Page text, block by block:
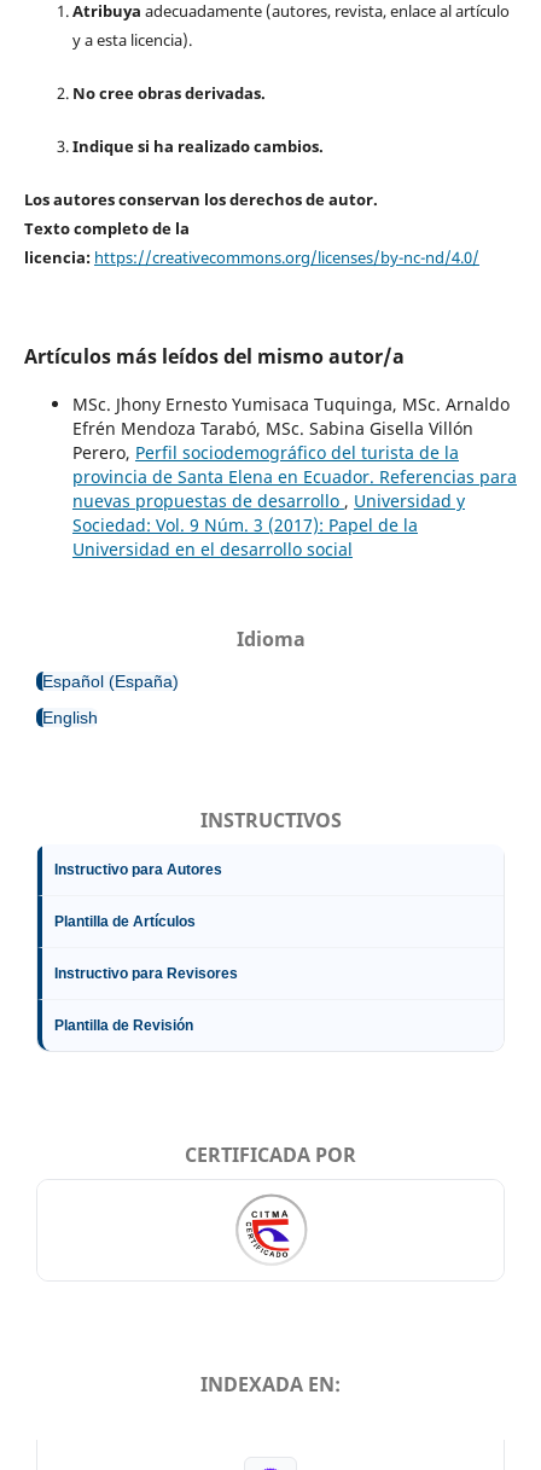
Atribuya adecuadamente (autores, revista, enlace al artículo
y a esta licencia).
No cree obras derivadas.
Indique si ha realizado cambios.
Los autores conservan los derechos de autor.
Texto completo de la
licencia: https://creativecommons.org/licenses/by-nc-nd/4.0/
Artículos más leídos del mismo autor/a
MSc. Jhony Ernesto Yumisaca Tuquinga, MSc. Arnaldo
Efrén Mendoza Tarabó, MSc. Sabina Gisella Villón
Perero, Perfil sociodemográfico del turista de la
provincia de Santa Elena en Ecuador. Referencias para
nuevas propuestas de desarrollo , Universidad y
Sociedad: Vol. 9 Núm. 3 (2017): Papel de la
Universidad en el desarrollo social
Idioma
Español (España)
English
INSTRUCTIVOS
Instructivo para Autores
Plantilla de Artículos
Instructivo para Revisores
Plantilla de Revisión
CERTIFICADA POR
INDEXADA EN: